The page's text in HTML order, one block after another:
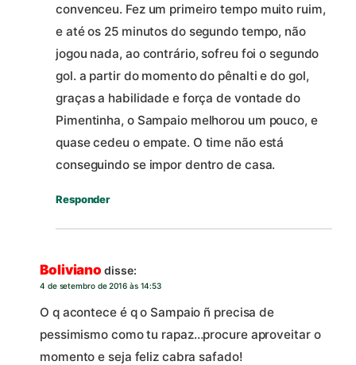
convenceu. Fez um primeiro tempo muito ruim,
e até os 25 minutos do segundo tempo, não
jogou nada, ao contrário, sofreu foi o segundo
gol. a partir do momento do pênalti e do gol,
graças a habilidade e força de vontade do
Pimentinha, o Sampaio melhorou um pouco, e
quase cedeu o empate. O time não está
conseguindo se impor dentro de casa.
Responder
Boliviano disse:
4 de setembro de 2016 às 14:53
O q acontece é q o Sampaio ñ precisa de
pessimismo como tu rapaz…procure aproveitar o
momento e seja feliz cabra safado!